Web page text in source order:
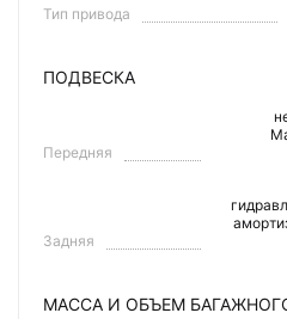
Тип привода
ПОДВЕСКА
Передняя
Задняя
МАССА И ОБЪЕМ